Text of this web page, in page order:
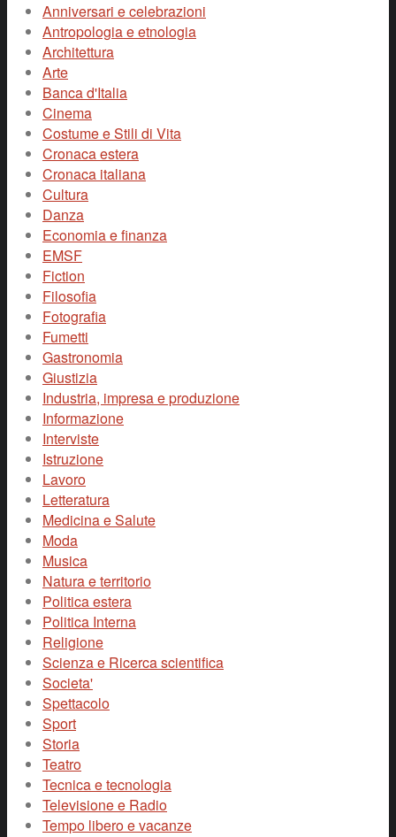
Anniversari e celebrazioni
Antropologia e etnologia
Architettura
Arte
Banca d'Italia
Cinema
Costume e Stili di Vita
Cronaca estera
Cronaca italiana
Cultura
Danza
Economia e finanza
EMSF
Fiction
Filosofia
Fotografia
Fumetti
Gastronomia
Giustizia
Industria, impresa e produzione
Informazione
Interviste
Istruzione
Lavoro
Letteratura
Medicina e Salute
Moda
Musica
Natura e territorio
Politica estera
Politica Interna
Religione
Scienza e Ricerca scientifica
Societa'
Spettacolo
Sport
Storia
Teatro
Tecnica e tecnologia
Televisione e Radio
Tempo libero e vacanze